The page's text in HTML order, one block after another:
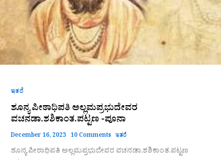
ಇತರೆ
ಶೂನ್ಯ ಪೀಠಾಧಿಪತಿ ಅಲ್ಲಮಪ್ರಭುದೇವರ
ವಚನಡಾ.ಶಶಿಕಾಂತ.ಪಟ್ಟಣ -ಪೂನಾ
December 16, 2023 10 Comments ಇತರೆ
ಶೂನ್ಯ ಪೀಠಾಧಿಪತಿ ಅಲ್ಲಮಪ್ರಭುದೇವರ ವಚನಡಾ.ಶಶಿಕಾಂತ.ಪಟ್ಟಣ